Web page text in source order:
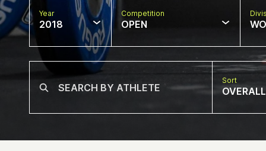
Year
2018
Competition
OPEN
Sort
OVERALL